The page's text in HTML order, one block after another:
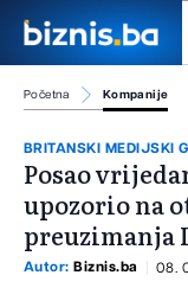
Početna Kompanije
BRITANSKI MEDIJSKI
Posao
upozorio na
preuzimanja
Autor: Biznis.ba 08.